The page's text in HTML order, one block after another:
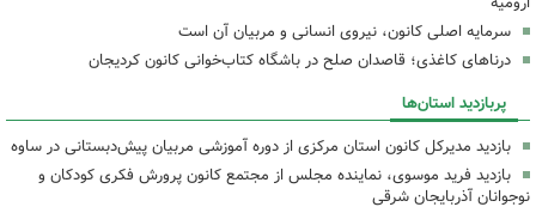
سرمایه اصلی کانون، نیروی انسانی و مربیان آن است
درناهای کاغذی؛ قاصدان صلح در باشگاه کتاب‌خوانی کانون کردیجان
پربازدید استان‌ها
بازدید مدیرکل کانون استان مرکزی از دوره آموزشی مربیان پیش‌دبستانی در ساوه
بازدید فرید موسوی، نماینده مجلس از مجتمع کانون پرورش فکری کودکان و
نوجوانان آذربایجان شرقی